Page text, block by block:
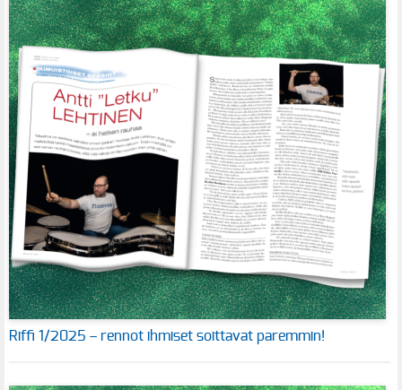
Riffi 1/2025 – rennot ihmiset soittavat paremmin!